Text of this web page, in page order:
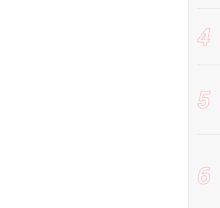
4
5
6